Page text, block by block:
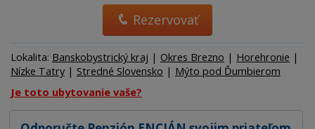
Rezervovať
Lokalita: Banskobystrický kraj | Okres Brezno | Horehronie |
Nízke Tatry | Stredné Slovensko | Mýto pod Ďumbierom
Je toto ubytovanie vaše?